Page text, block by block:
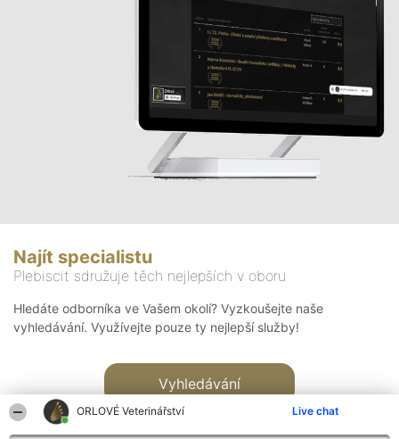
ORLOVÉ Veterinářství Live chat
Najít specialistu
Plebiscit sdružuje těch nejlepších v oboru
Hledáte odborníka ve Vašem okolí? Vyzkoušejte naše
vyhledávání. Využívejte pouze ty nejlepší služby!
Vyhledávání